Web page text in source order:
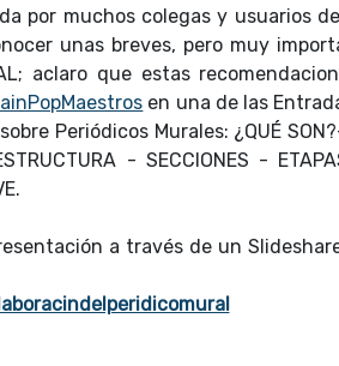
por muchos colegas y usuarios
unas breves, pero muy
aclaro que estas
en una de las
Periódicos Murales: ¿QUÉ SON?-
- SECCIONES -
a través de un